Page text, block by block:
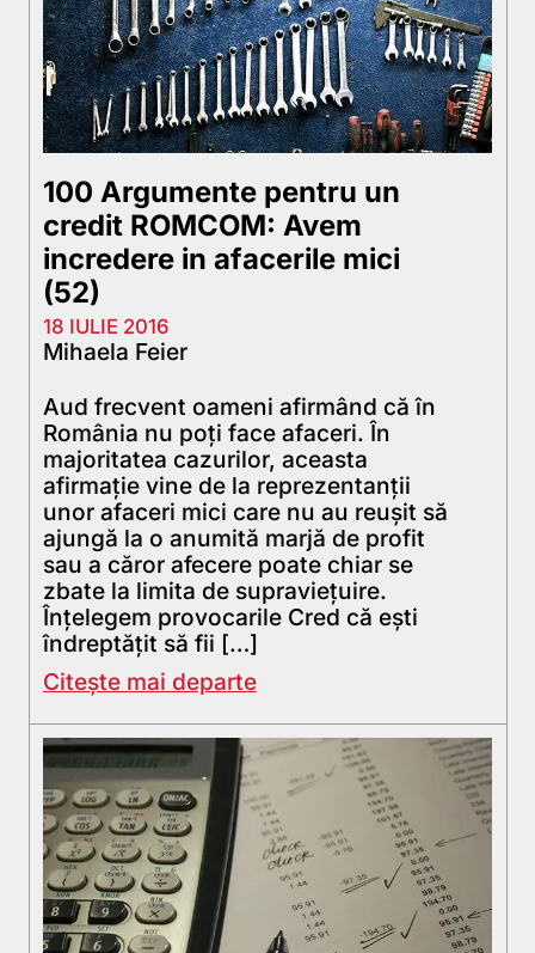
100 Argumente pentru un
credit ROMCOM: Avem
incredere in afacerile mici
(52)
18 IULIE 2016
Mihaela Feier
Aud frecvent oameni afirmând că în
România nu poţi face afaceri. În
majoritatea cazurilor, aceasta
afirmație vine de la reprezentanţii
unor afaceri mici care nu au reuşit să
ajungă la o anumită marjă de profit
sau a căror afecere poate chiar se
zbate la limita de supraviețuire.
Înțelegem provocarile Cred că eşti
îndreptăţit să fii […]
Citește mai departe